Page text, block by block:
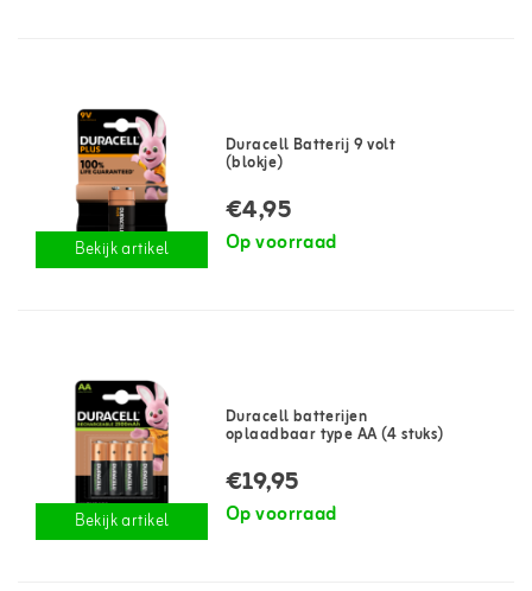
Bekijk artikel
Duracell Batterij 9 volt
(blokje)
€4,95
Op voorraad
Bekijk artikel
Duracell batterijen
oplaadbaar type AA (4 stuks)
€19,95
Op voorraad